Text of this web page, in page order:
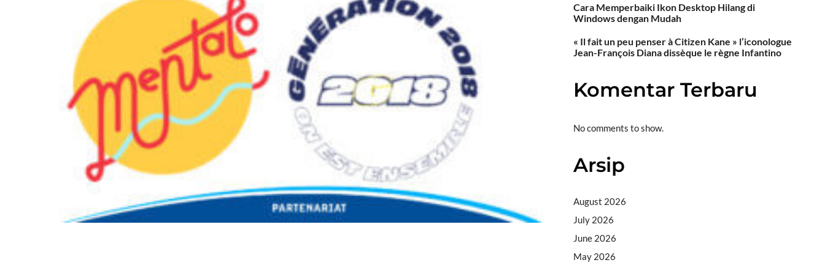
Cara Memperbaiki Ikon Desktop Hilang di
Windows dengan Mudah
« Il fait un peu penser à Citizen Kane » l’iconologue
Jean-François Diana dissèque le règne Infantino
Komentar Terbaru
No comments to show.
Arsip
August 2026
July 2026
June 2026
May 2026